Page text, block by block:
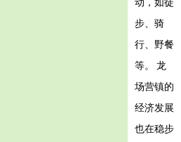
步、骑
行、野餐
等。 龙
场营镇的
经济发展
也在稳步